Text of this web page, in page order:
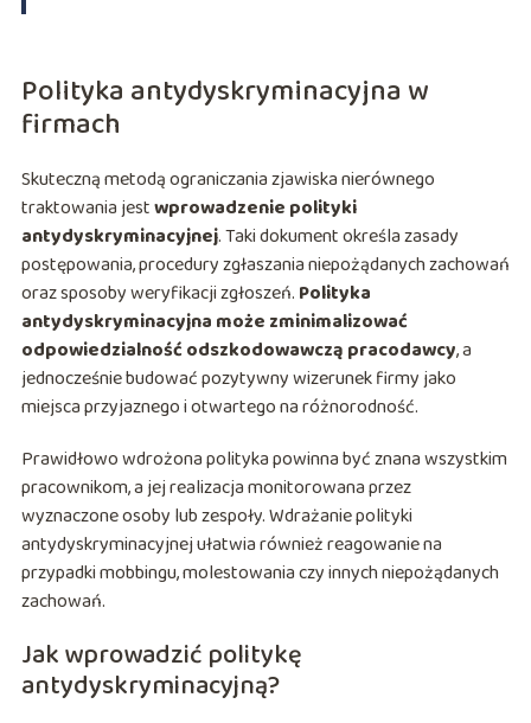
Polityka antydyskryminacyjna w
firmach
Skuteczną metodą ograniczania zjawiska nierównego
traktowania jestwprowadzenie polityki
antydyskryminacyjnej. Taki dokument określa zasady
postępowania, procedury zgłaszania niepożądanych zachowań
oraz sposoby weryfikacji zgłoszeń. Polityka
antydyskryminacyjna może zminimalizować
odpowiedzialność odszkodowawczą pracodawcy, a
jednocześnie budować pozytywny wizerunek firmy jako
miejsca przyjaznego i otwartego na różnorodność.
Prawidłowo wdrożona polityka powinna być znana wszystkim
pracownikom, a jej realizacja monitorowana przez
wyznaczone osoby lub zespoły. Wdrażanie polityki
antydyskryminacyjnej ułatwia również reagowanie na
przypadki mobbingu, molestowania czy innych niepożądanych
zachowań.
Jak wprowadzić politykę
antydyskryminacyjną?